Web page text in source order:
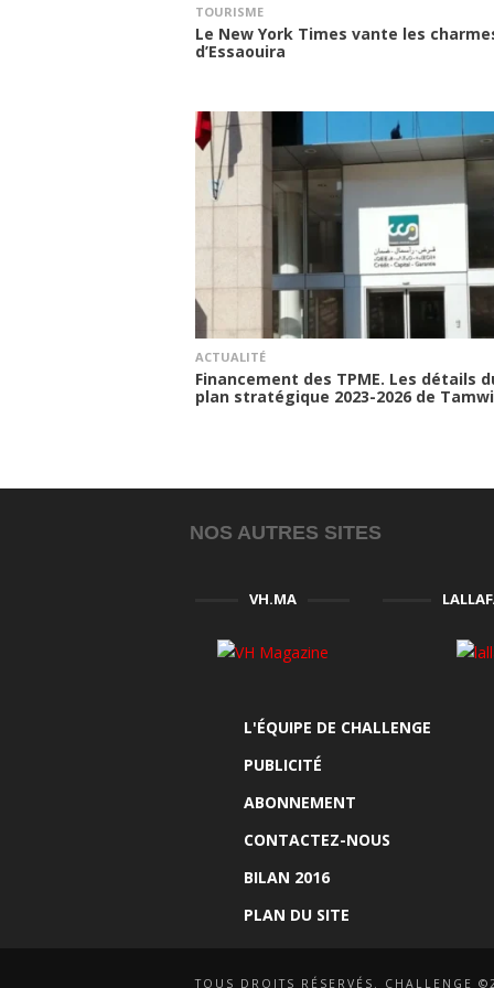
TOURISME
Le New York Times vante les
d’Essaouira
ACTUALITÉ
Financement des TPME. Les détails
plan stratégique 2023-2026 de
NOS AUTRES SITES
VH.MA
L'ÉQUIPE DE CHALLENGE
PUBLICITÉ
ABONNEMENT
CONTACTEZ-NOUS
BILAN 2016
PLAN DU SITE
TOUS DROITS RÉSERVÉS. CHALLENGE